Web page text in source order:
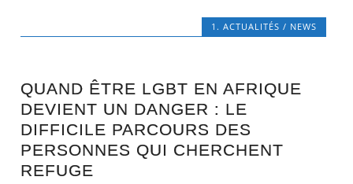
1. ACTUALITÉS / NEWS
QUAND ÊTRE LGBT EN AFRIQUE
DEVIENT UN DANGER : LE
DIFFICILE PARCOURS DES
PERSONNES QUI CHERCHENT
REFUGE